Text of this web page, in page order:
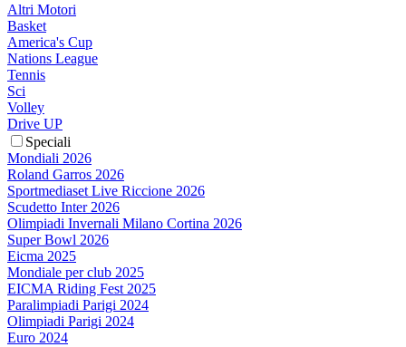
Altri Motori
Basket
America's Cup
Nations League
Tennis
Sci
Volley
Drive UP
Speciali
Mondiali 2026
Roland Garros 2026
Sportmediaset Live Riccione 2026
Scudetto Inter 2026
Olimpiadi Invernali Milano Cortina 2026
Super Bowl 2026
Eicma 2025
Mondiale per club 2025
EICMA Riding Fest 2025
Paralimpiadi Parigi 2024
Olimpiadi Parigi 2024
Euro 2024